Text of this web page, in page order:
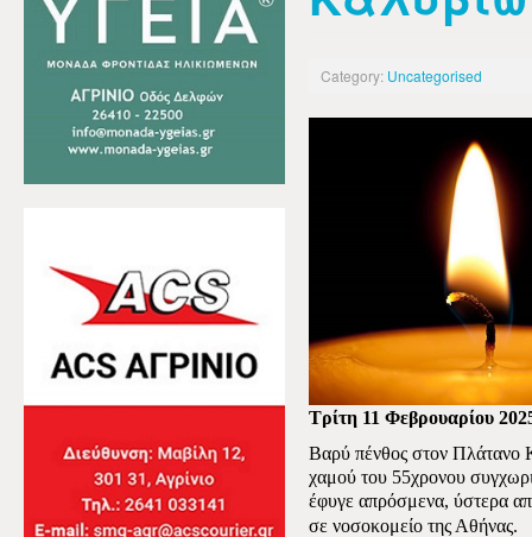
Category: Uncategorised
Τρίτη 11 Φεβρουαρίου
Βαρύ πένθος στον Πλάτανο
χαμού του 55χρονου
έφυγε απρόσμενα, ύστερα
σε νοσοκομείο της Αθήνας.